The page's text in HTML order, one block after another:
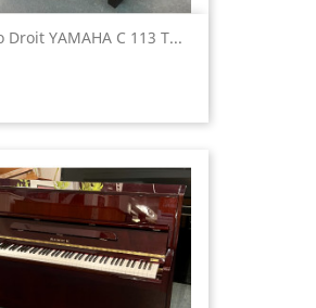
Droit YAMAHA C 113 T...